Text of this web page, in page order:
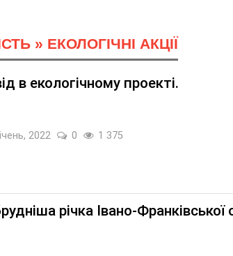
» ЕКОЛОГІЧНІ АКЦІЇ
в екологічному проекті.
2022 0 1 375
річка Івано-